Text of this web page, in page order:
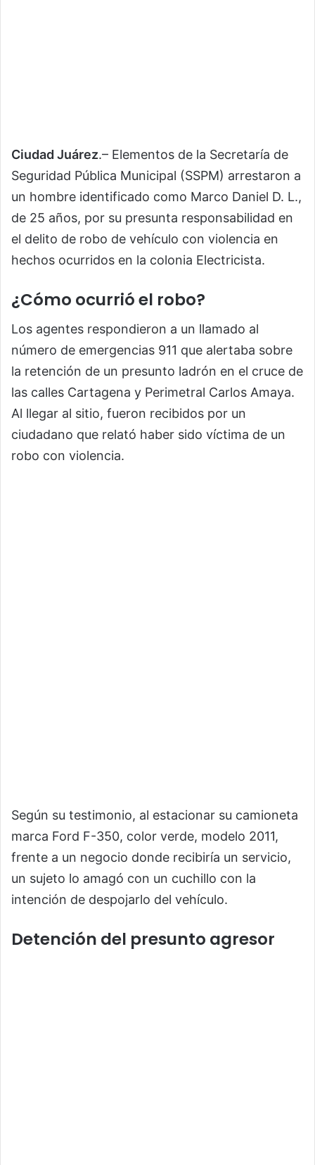
Ciudad Juárez.– Elementos de la Secretaría de
Seguridad Pública Municipal (SSPM) arrestaron a
un hombre identificado como Marco Daniel D. L.,
de 25 años, por su presunta responsabilidad en
el delito de robo de vehículo con violencia en
hechos ocurridos en la colonia Electricista.
¿Cómo ocurrió el robo?
Los agentes respondieron a un llamado al
número de emergencias 911 que alertaba sobre
la retención de un presunto ladrón en el cruce de
las calles Cartagena y Perimetral Carlos Amaya.
Al llegar al sitio, fueron recibidos por un
ciudadano que relató haber sido víctima de un
robo con violencia.
Según su testimonio, al estacionar su camioneta
marca Ford F-350, color verde, modelo 2011,
frente a un negocio donde recibiría un servicio,
un sujeto lo amagó con un cuchillo con la
intención de despojarlo del vehículo.
Detención del presunto agresor